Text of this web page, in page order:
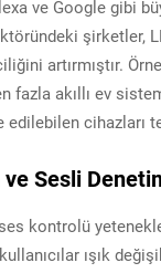
ve Google gibi
şirketler,
artırmıştır.
fazla akıllı ev
edilebilen cihazları
Sesli
kontrolü
ışık